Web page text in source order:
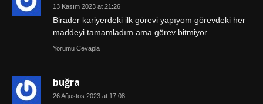
13 Kasım 2023 at 21:26
Birader kariyerdeki ilk görevi yapıyom görevdeki her
maddeyi tamamladım ama görev bitmiyor
Yorumu Cevapla
buğra
26 Ağustos 2023 at 17:08